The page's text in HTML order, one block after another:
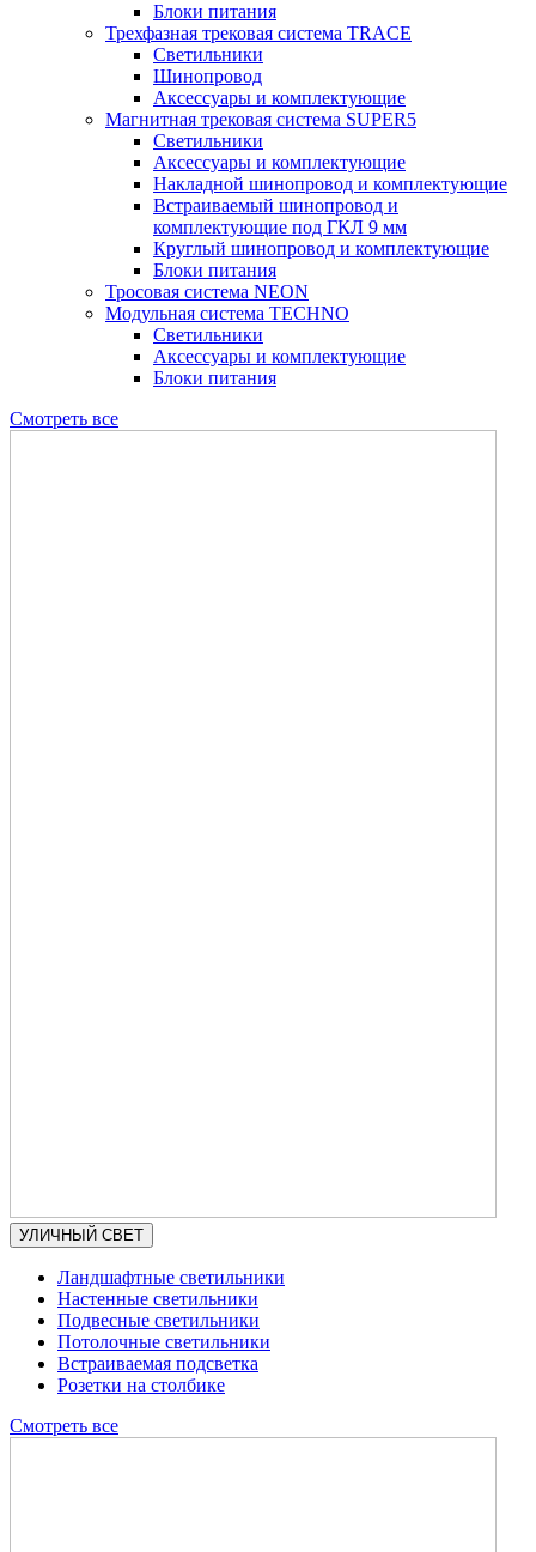
Блоки питания
Трехфазная трековая система TRACE
Светильники
Шинопровод
Аксессуары и комплектующие
Магнитная трековая система SUPER5
Светильники
Аксессуары и комплектующие
Накладной шинопровод и комплектующие
Встраиваемый шинопровод и
комплектующие под ГКЛ 9 мм
Круглый шинопровод и комплектующие
Блоки питания
Тросовая система NEON
Модульная система TECHNO
Светильники
Аксессуары и комплектующие
Блоки питания
Смотреть все
УЛИЧНЫЙ СВЕТ
Ландшафтные светильники
Настенные светильники
Подвесные светильники
Потолочные светильники
Встраиваемая подсветка
Розетки на столбике
Смотреть все